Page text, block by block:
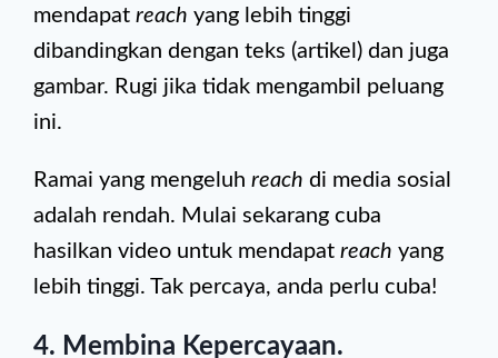
mendapat reach yang lebih tinggi
dibandingkan dengan teks (artikel) dan juga
gambar. Rugi jika tidak mengambil peluang
ini.
Ramai yang mengeluh reach di media sosial
adalah rendah. Mulai sekarang cuba
hasilkan video untuk mendapat reach yang
lebih tinggi. Tak percaya, anda perlu cuba!
4. Membina Kepercayaan.